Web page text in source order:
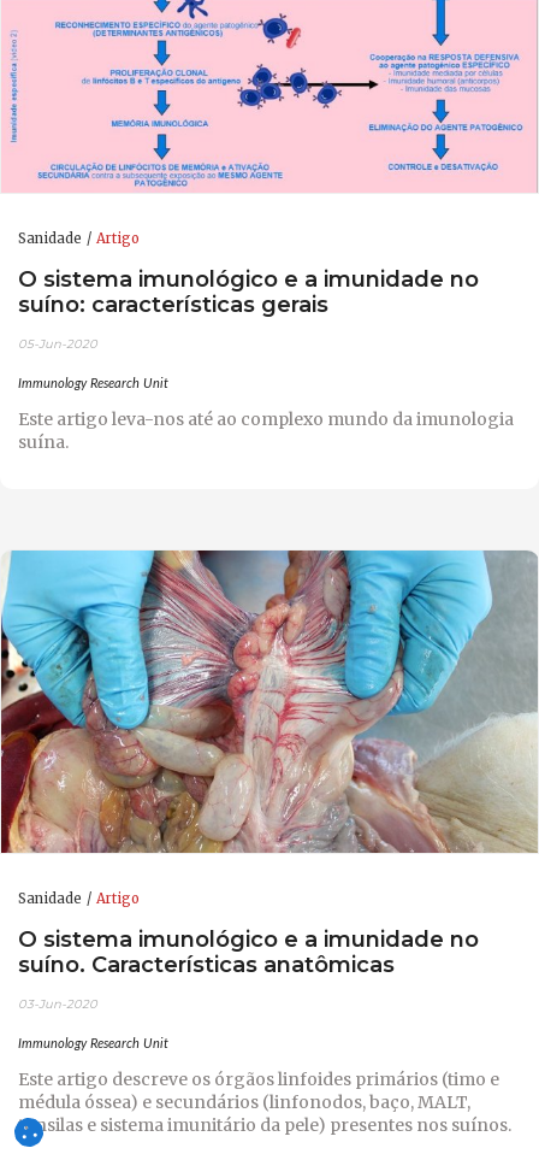
Sanidade Artigo
O sistema imunológico e a imunidade no
suíno: características gerais
05-Jun-2020
Immunology Research Unit
Este artigo leva-nos até ao complexo mundo da imunologia
suína.
Sanidade Artigo
O sistema imunológico e a imunidade no
suíno. Características anatômicas
03-Jun-2020
Immunology Research Unit
Este artigo descreve os órgãos linfoides primários (timo e
médula óssea) e secundários (linfonodos, baço, MALT,
tonsilas e sistema imunitário da pele) presentes nos suínos.